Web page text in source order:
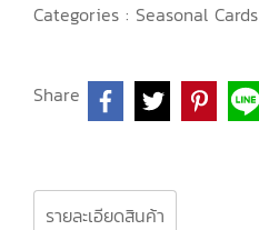
Categories : Seasonal Cards
Share
รายละเอียดสินค้า